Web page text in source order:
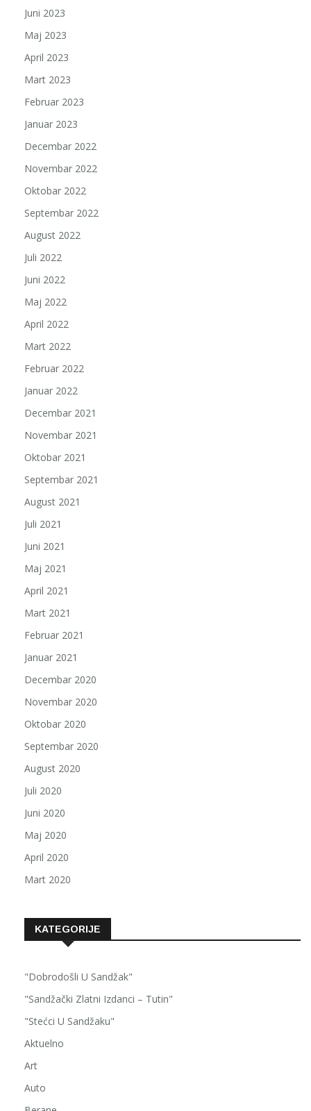
Juni 2023
Maj 2023
April 2023
Mart 2023
Februar 2023
Januar 2023
Decembar 2022
Novembar 2022
Oktobar 2022
Septembar 2022
August 2022
Juli 2022
Juni 2022
Maj 2022
April 2022
Mart 2022
Februar 2022
Januar 2022
Decembar 2021
Novembar 2021
Oktobar 2021
Septembar 2021
August 2021
Juli 2021
Juni 2021
Maj 2021
April 2021
Mart 2021
Februar 2021
Januar 2021
Decembar 2020
Novembar 2020
Oktobar 2020
Septembar 2020
August 2020
Juli 2020
Juni 2020
Maj 2020
April 2020
Mart 2020
KATEGORIJE
"Dobrodošli U Sandžak"
"Sandžački Zlatni Izdanci – Tutin"
"Stećci U Sandžaku"
Aktuelno
Art
Auto